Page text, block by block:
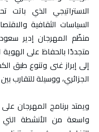
الاستراتيجي الذي باتت
السياسات الثقافية
منظّم المهرجان إدير
متجددًا بالحفاظ على
إلى إبراز غنى وتنوع طبق
الجزائري، ووسيلة للتقارب
ويمتد برنامج المهرجان
واسعة من الأنشطة التي